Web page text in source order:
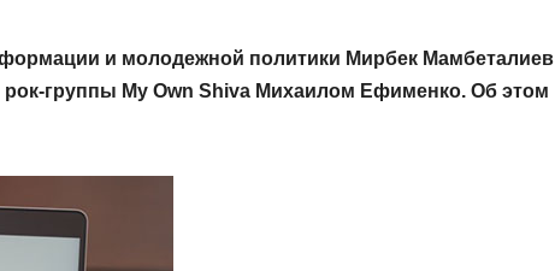
и молодежной политики Мирбек Мамбеталиев
группы My Own Shiva Михаилом Ефименко. Об этом